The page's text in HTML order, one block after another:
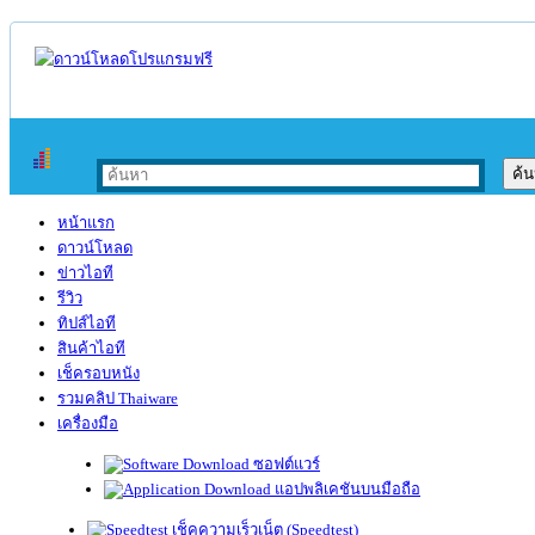
หน้าแรก
ดาวน์โหลด
ข่าวไอที
รีวิว
ทิปส์ไอที
สินค้าไอที
เช็ครอบหนัง
รวมคลิป Thaiware
เครื่องมือ
ซอฟต์แวร์
แอปพลิเคชันบนมือถือ
เช็คความเร็วเน็ต (Speedtest)